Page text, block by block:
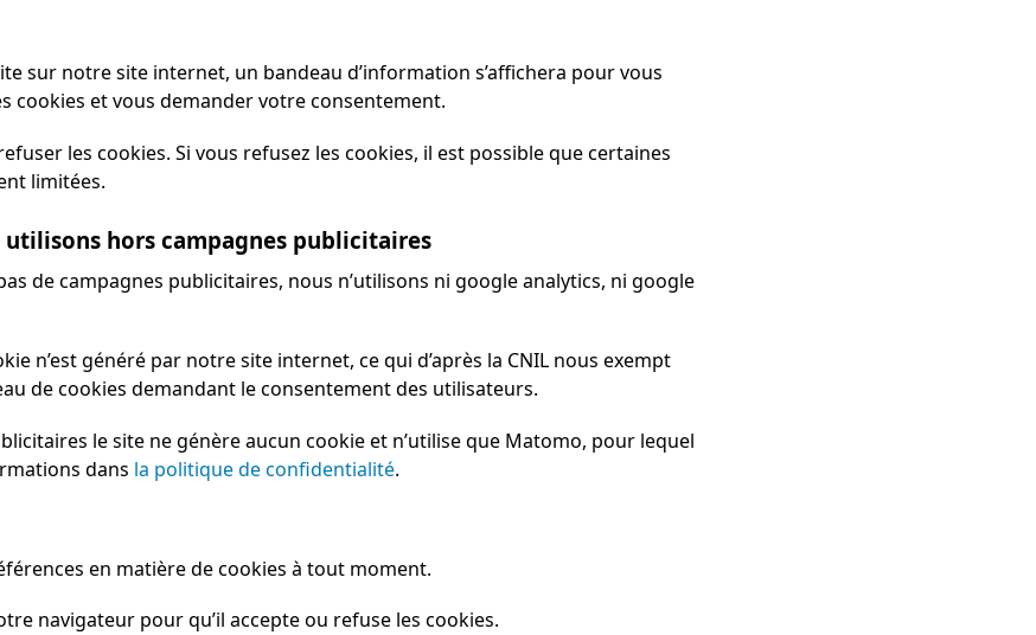
sur notre site internet, un bandeau d’information s’affichera pour vous
cookies et vous demander votre consentement.
les cookies. Si vous refusez les cookies, il est possible que certaines
limitées.
utilisons hors campagnes publicitaires
de campagnes publicitaires, nous n’utilisons ni google analytics, ni google
n’est généré par notre site internet, ce qui d’après la CNIL nous exempt
de cookies demandant le consentement des utilisateurs.
le site ne génère aucun cookie et n’utilise que Matomo, pour lequel
dans la politique de confidentialité.
en matière de cookies à tout moment.
navigateur pour qu’il accepte ou refuse les cookies.